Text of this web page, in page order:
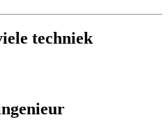
techniek